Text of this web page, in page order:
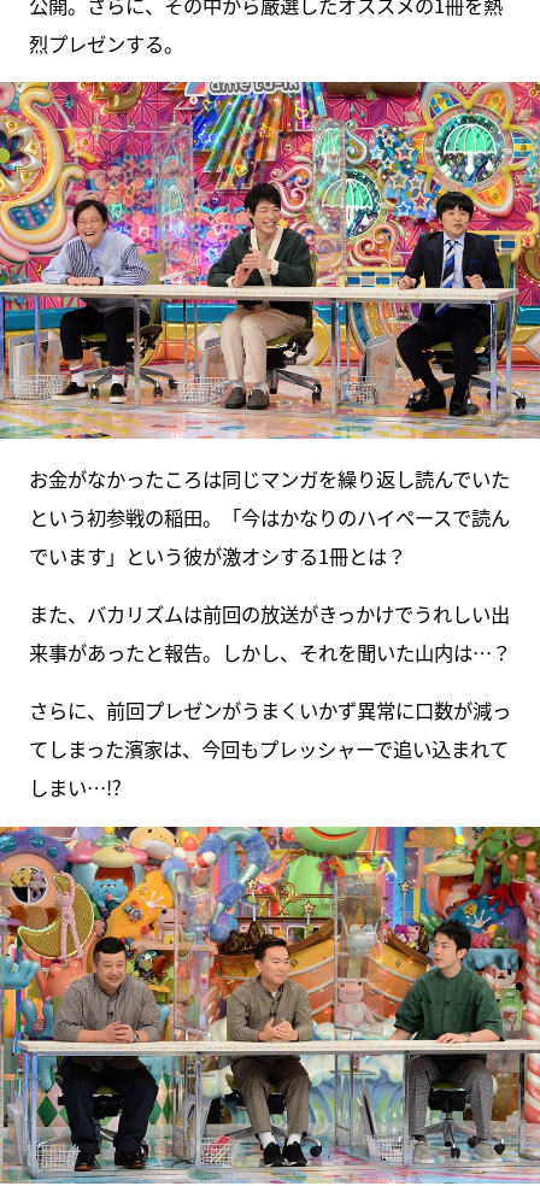
烈プレゼンする。
お金がなかったころは同じマンガを繰り返し読んでいた
という初参戦の稲田。「今はかなりのハイペースで読ん
でいます」という彼が激オシする1冊とは？
また、バカリズムは前回の放送がきっかけでうれしい出
来事があったと報告。しかし、それを聞いた山内は…？
さらに、前回プレゼンがうまくいかず異常に口数が減っ
てしまった濱家は、今回もプレッシャーで追い込まれて
しまい…!?